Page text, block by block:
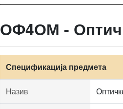
ОФ4ОМ -
Спецификација предмета
Назив